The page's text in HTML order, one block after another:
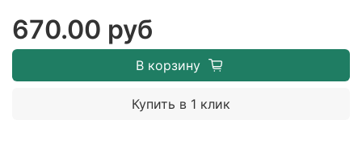
670.00 руб
В корзину
Купить в 1 клик